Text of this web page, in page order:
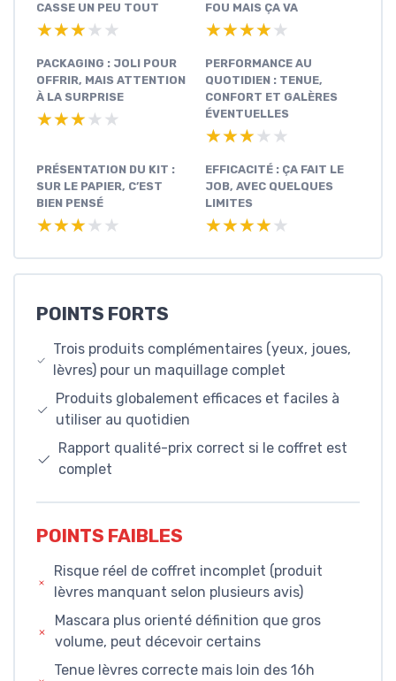
CASSE UN PEU TOUT
★★★★★
★★★★★
FOU MAIS ÇA VA
★★★★★
★★★★★
PACKAGING : JOLI POUR
OFFRIR, MAIS ATTENTION
À LA SURPRISE
★★★★★
★★★★★
PERFORMANCE AU
QUOTIDIEN : TENUE,
CONFORT ET GALÈRES
ÉVENTUELLES
★★★★★
★★★★★
PRÉSENTATION DU KIT :
SUR LE PAPIER, C’EST
BIEN PENSÉ
★★★★★
★★★★★
EFFICACITÉ : ÇA FAIT LE
JOB, AVEC QUELQUES
LIMITES
★★★★★
★★★★★
POINTS FORTS
Trois produits complémentaires (yeux, joues,
lèvres) pour un maquillage complet
Produits globalement efficaces et faciles à
utiliser au quotidien
Rapport qualité-prix correct si le coffret est
complet
POINTS FAIBLES
Risque réel de coffret incomplet (produit
lèvres manquant selon plusieurs avis)
Mascara plus orienté définition que gros
volume, peut décevoir certains
Tenue lèvres correcte mais loin des 16h